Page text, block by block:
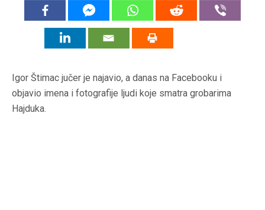
Igor Štimac jučer je najavio, a danas na Facebooku i
objavio imena i fotografije ljudi koje smatra grobarima
Hajduka.